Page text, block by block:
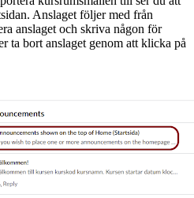
Anslaget följer med från
anslaget och skriva någon för
ta bort anslaget genom att klicka på